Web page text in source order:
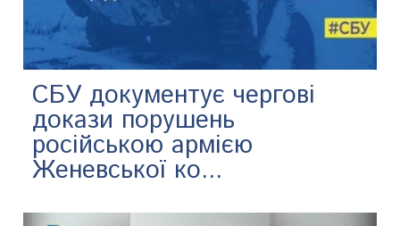
СБУ документує чергові
докази порушень
російською армією
Женевської ко...